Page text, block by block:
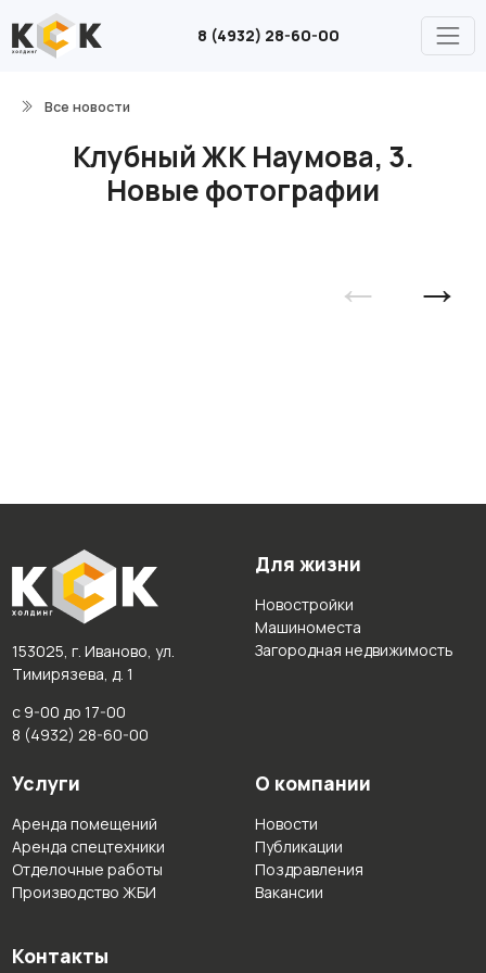
8 (4932) 28-60-00
Все новости
Клубный ЖК Наумова, 3.
Новые фотографии
← →
153025, г. Иваново, ул.
Тимирязева, д. 1
с 9-00 до 17-00
8 (4932) 28-60-00
Для жизни
Новостройки
Машиноместа
Загородная недвижимость
Услуги
Аренда помещений
Аренда спецтехники
Отделочные работы
Производство ЖБИ
О компании
Новости
Публикации
Поздравления
Вакансии
Контакты